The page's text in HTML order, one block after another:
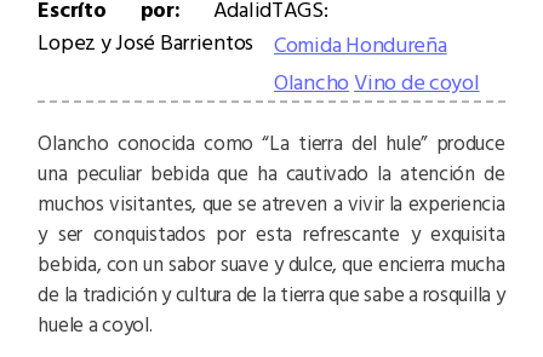
Escríto por: Adalid
Lopez y José Barrientos
TAGS:
Comida Hondureña
OlanchoVino de coyol
Olancho conocida como “La tierra del hule” produce
una peculiar bebida que ha cautivado la atención de
muchos visitantes, que se atreven a vivir la experiencia
y ser conquistados por esta refrescante y exquisita
bebida, con un sabor suave y dulce, que encierra mucha
de la tradición y cultura de la tierra que sabe a rosquilla y
huele a coyol.